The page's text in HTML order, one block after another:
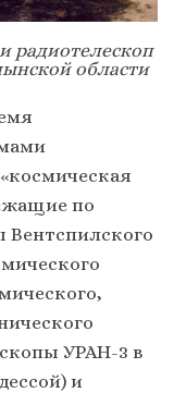
радиотелескоп
области
по
УРАН-3 в
и